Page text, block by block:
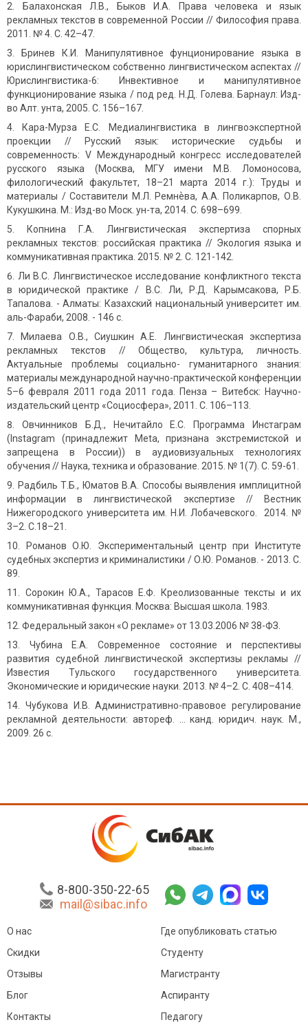
Балахонская Л.В., Быков И.А. Права человека и язык
рекламных текстов в современной России // Философия права.
2011. № 4. С. 42–47.
Бринев К.И. Манипулятивное фунционирование языка в
юрислингвистическом собственно лингвистическом аспектах //
Юрислингвистика-6: Инвективное и манипулятивное
функционирование языка / под ред. Н.Д. Голева. Барнаул: Изд-
во Алт. унта, 2005. С. 156–167.
Кара-Мурза Е.С. Медиалингвистика в лингвоэкспертной
проекции // Русский язык: исторические судьбы и
современность: V Международный конгресс исследователей
русского языка (Москва, МГУ имени М.В. Ломоносова,
филологический факультет, 18–21 марта 2014 г.): Труды и
материалы / Составители М.Л. Ремнѐва, А.А. Поликарпов, О.В.
Кукушкина. М.: Изд-во Моск. ун-та, 2014. С. 698–699.
Копнина Г.А. Лингвистическая экспертиза спорных
рекламных текстов: российская практика // Экология языка и
коммуникативная практика. 2015. № 2. С. 121-142.
Ли В.С. Лингвистическое исследование конфликтного текста
в юридической практике / В.С. Ли, Р.Д. Карымсакова, Р.Б.
Тапалова. - Алматы: Казахский национальный университет им.
аль-Фараби, 2008. - 146 с.
Милаева О.В., Сиушкин А.Е. Лингвистическая экспертиза
рекламных текстов // Общество, культура, личность.
Актуальные проблемы социально- гуманитарного знания:
материалы международной научно-практической конференции
5–6 февраля 2011 года 2011 года. Пенза – Витебск: Научно-
издательский центр «Социосфера», 2011. С. 106–113.
Овчинников Б.Д., Нечитайло Е.С. Программа Инстаграм
(Instagram (принадлежит Meta, признана экстремистской и
запрещена в России)) в аудиовизуальных технологиях
обучения // Наука, техника и образование. 2015. № 1(7). С. 59-61.
Радбиль Т.Б., Юматов В.А. Способы выявления имплицитной
информации в лингвистической экспертизе // Вестник
Нижегородского университета им. Н.И. Лобачевского. 2014. №
3–2. С.18–21.
Романов О.Ю. Экспериментальный центр при Институте
судебных экспертиз и криминалистики / О.Ю. Романов. - 2013. С.
89.
Сорокин Ю.А., Тарасов Е.Ф. Креолизованные тексты и их
коммуникативная функция. Москва: Высшая школа. 1983.
Федеральный закон «О рекламе» от 13.03.2006 № 38-ФЗ.
Чубина Е.А. Современное состояние и перспективы
развития судебной лингвистической экспертизы рекламы //
Известия Тульского государственного университета.
Экономические и юридические науки. 2013. № 4–2. С. 408–414.
Чубукова И.В. Административно-правовое регулирование
рекламной деятельности: автореф. … канд. юридич. наук. М.,
2009. 26 с.
8-800-350-22-65
mail@sibac.info
О нас
Скидки
Отзывы
Блог
Контакты
Где опубликовать статью
Студенту
Магистранту
Аспиранту
Педагогу